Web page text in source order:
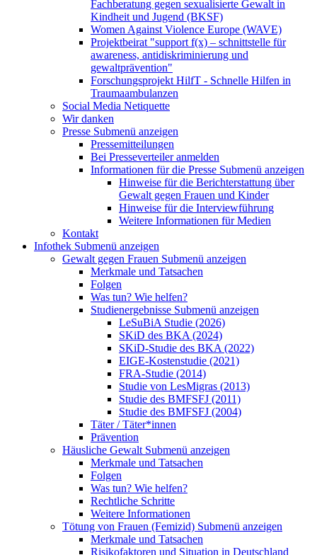
Fachberatung gegen sexualisierte Gewalt in
Kindheit und Jugend (BKSF)
Women Against Violence Europe (WAVE)
Projektbeirat "support f(x) – schnittstelle für
awareness, antidiskriminierung und
gewaltprävention"
Forschungsprojekt HilfT - Schnelle Hilfen in
Traumaambulanzen
Social Media Netiquette
Wir danken
Presse Submenü anzeigen
Pressemitteilungen
Bei Presseverteiler anmelden
Informationen für die Presse Submenü anzeigen
Hinweise für die Berichterstattung über
Gewalt gegen Frauen und Kinder
Hinweise für die Interviewführung
Weitere Informationen für Medien
Kontakt
Infothek Submenü anzeigen
Gewalt gegen Frauen Submenü anzeigen
Merkmale und Tatsachen
Folgen
Was tun? Wie helfen?
Studienergebnisse Submenü anzeigen
LeSuBiA Studie (2026)
SKiD des BKA (2024)
SKiD-Studie des BKA (2022)
EIGE-Kostenstudie (2021)
FRA-Studie (2014)
Studie von LesMigras (2013)
Studie des BMFSFJ (2011)
Studie des BMFSFJ (2004)
Täter / Täter*innen
Prävention
Häusliche Gewalt Submenü anzeigen
Merkmale und Tatsachen
Folgen
Was tun? Wie helfen?
Rechtliche Schritte
Weitere Informationen
Tötung von Frauen (Femizid) Submenü anzeigen
Merkmale und Tatsachen
Risikofaktoren und Situation in Deutschland